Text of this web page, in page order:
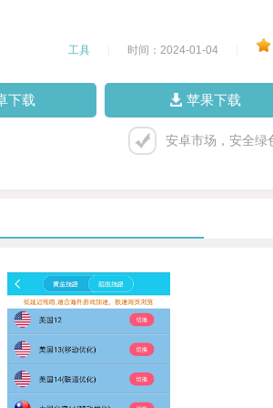
工具 时间：2024-01-04
下载 苹果下载
安卓市场，安全绿